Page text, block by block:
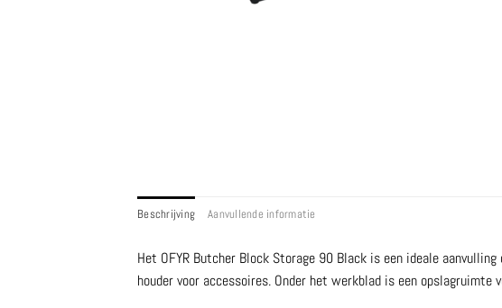
Beschrijving Aanvullende informatie
Het OFYR Butcher Block Storage 90 Black is een ideale
houder voor accessoires. Onder het werkblad is een